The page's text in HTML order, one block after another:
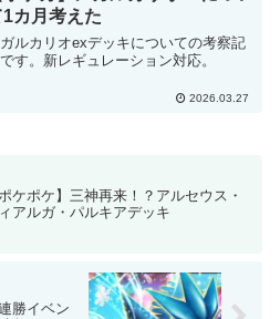
1カ月考えた
ルカリオexデッキについての考察記
す。新レギュレーション対応。
2026.03.27
ポケポケ】三神再来！？アルセウス・
アルガ・パルキアデッキ
勝イベン